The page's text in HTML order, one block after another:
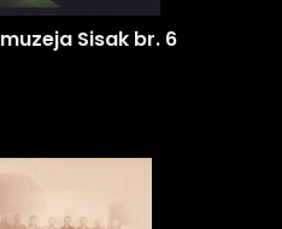
Sisak br. 6